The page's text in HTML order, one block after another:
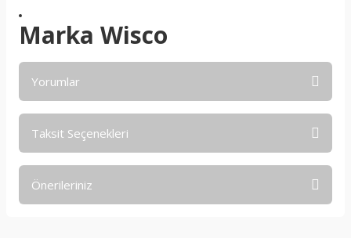
Marka Wisco
Yorumlar
Taksit Seçenekleri
Önerileriniz